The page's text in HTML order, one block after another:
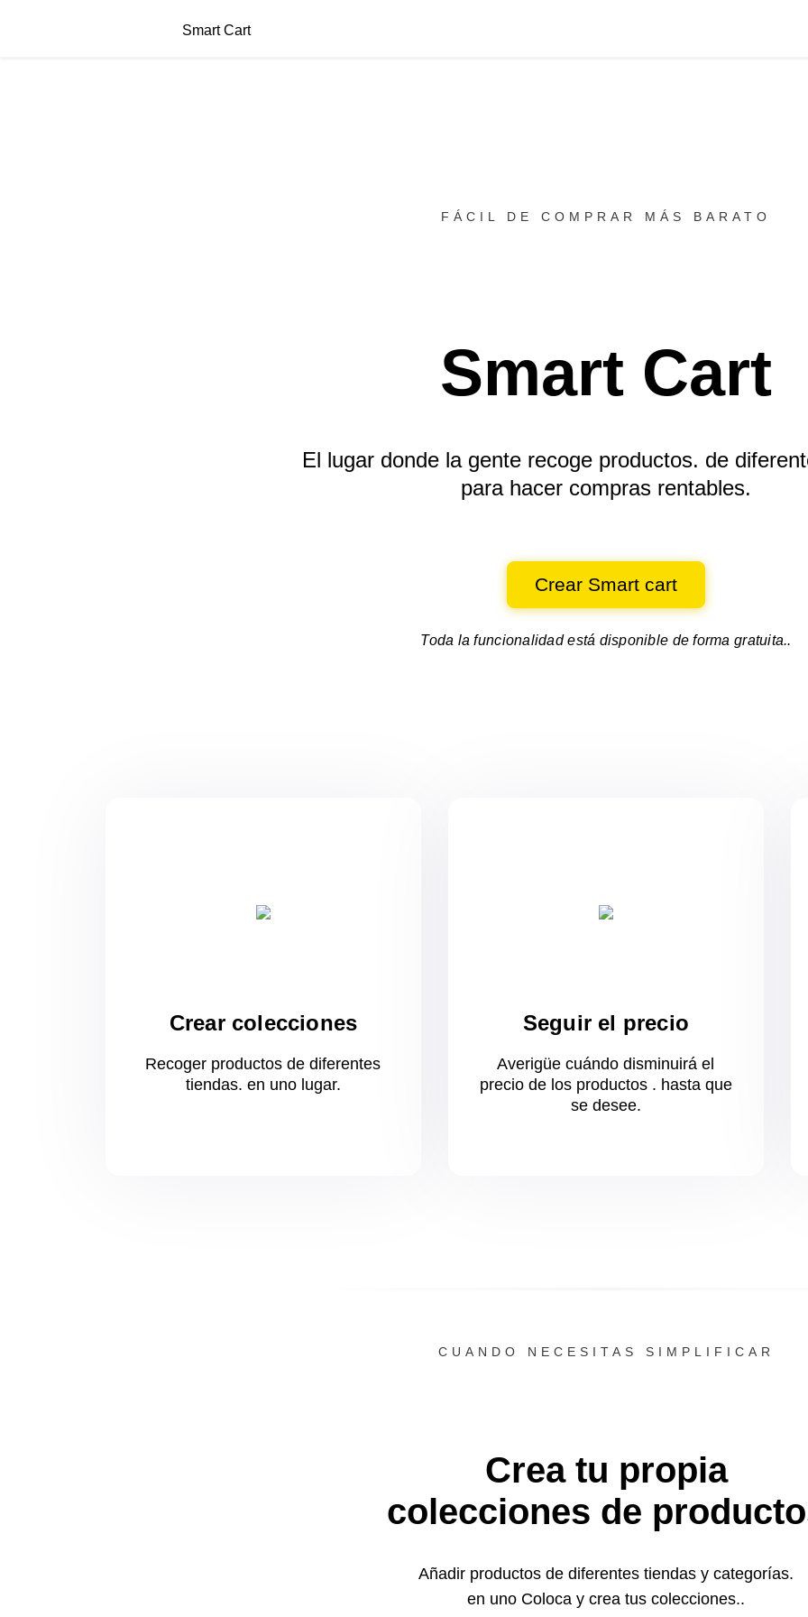
Smart Cart
FÁCIL DE COMPRAR MÁS BARATO
Smart Cart
El lugar donde la gente recoge productos. de
para hacer compras rentables.
Crear Smart cart
Toda la funcionalidad está disponible de forma gratuita..
Crear colecciones
Recoger productos de diferentes
tiendas. en unolugar.
Seguir el precio
Averigüe cuándo disminuirá el
precio de los productos . hasta que
se desee.
CUANDO NECESITAS SIMPLIFICAR
Crea tu propia
colecciones de
Añadir productos de diferentes tiendas y categorías.
en uno Coloca y crea tus colecciones..